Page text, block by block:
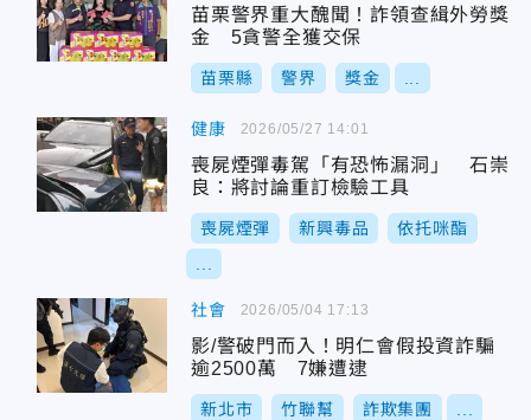
苗栗警界重大醜聞！詐領查緝外勞獎
金 5貪警全獲交保
苗栗縣 警界 獎金
健康
喪屍煙彈毒駕「有恐怖漏洞」 石崇
良：將討論重訂檢驗工具
喪屍煙彈 新興毒品 依托咪酯
2026/05/27 14:01
社會
影/警破門而入！明仁會假投資詐騙
逾2500萬 7嫌遭逮
新北市 竹聯幫 詐欺集團
2026/05/04 17:13